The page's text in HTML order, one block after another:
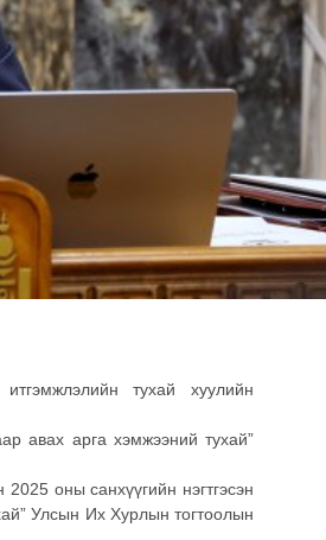
тухай хуулийн
авах арга хэмжээний тухай”
оны санхүүгийн нэгтгэсэн
Улсын Их Хурлын тогтоолын